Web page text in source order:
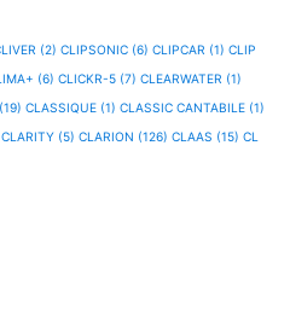
(2) CLIPSONIC (6) CLIPCAR (1) CLIP
(6) CLICKR-5 (7) CLEARWATER (1)
CLASSIQUE (1) CLASSIC CANTABILE (1)
CLARITY (5) CLARION (126) CLAAS (15) CL